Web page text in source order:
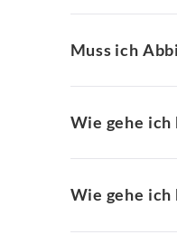
Muss ich
Wie gehe
Wie gehe